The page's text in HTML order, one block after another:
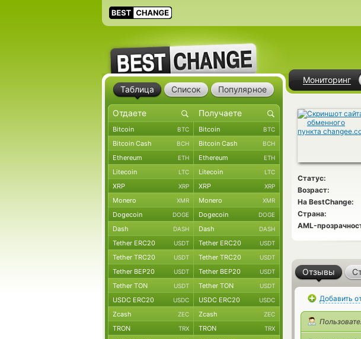
Мониторинг
Статус:
Возраст:
На BestChange:
Страна:
AML-
Отзывы
Добавить
Таблица Список Популярное
Bitcoin BTC Bitcoin BTC
Bitcoin Cash BCH Bitcoin Cash BCH
Ethereum ETH Ethereum ETH
Litecoin LTC Litecoin LTC
XRP XRP XRP XRP
Monero XMR Monero XMR
Dogecoin DOGE Dogecoin DOGE
Dash DASH Dash DASH
Tether ERC20 USDT Tether ERC20 USDT
Tether TRC20 USDT Tether TRC20 USDT
Tether BEP20 USDT Tether BEP20 USDT
Tether TON USDT Tether TON USDT
USDC ERC20 USDC USDC ERC20 USDC
Zcash ZEC Zcash ZEC
TRON TRX TRON TRX